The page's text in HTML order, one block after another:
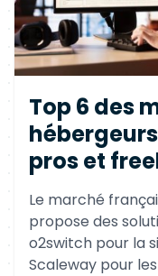
Top 6 des
pros et
Le marché
propose des
o2switch pour la
Scaleway pour